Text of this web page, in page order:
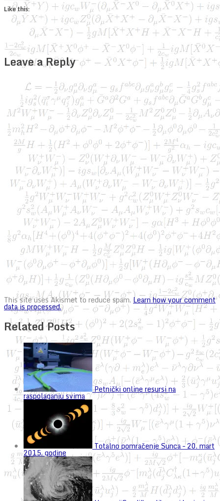
Like this:
Leave a Reply
This site uses Akismet to reduce spam. Learn how your comment
data is processed.
Related Posts
Petnički online resursi na
raspolaganju svima
Totalno pomračenje Sunca – 20. mart
2015. godine